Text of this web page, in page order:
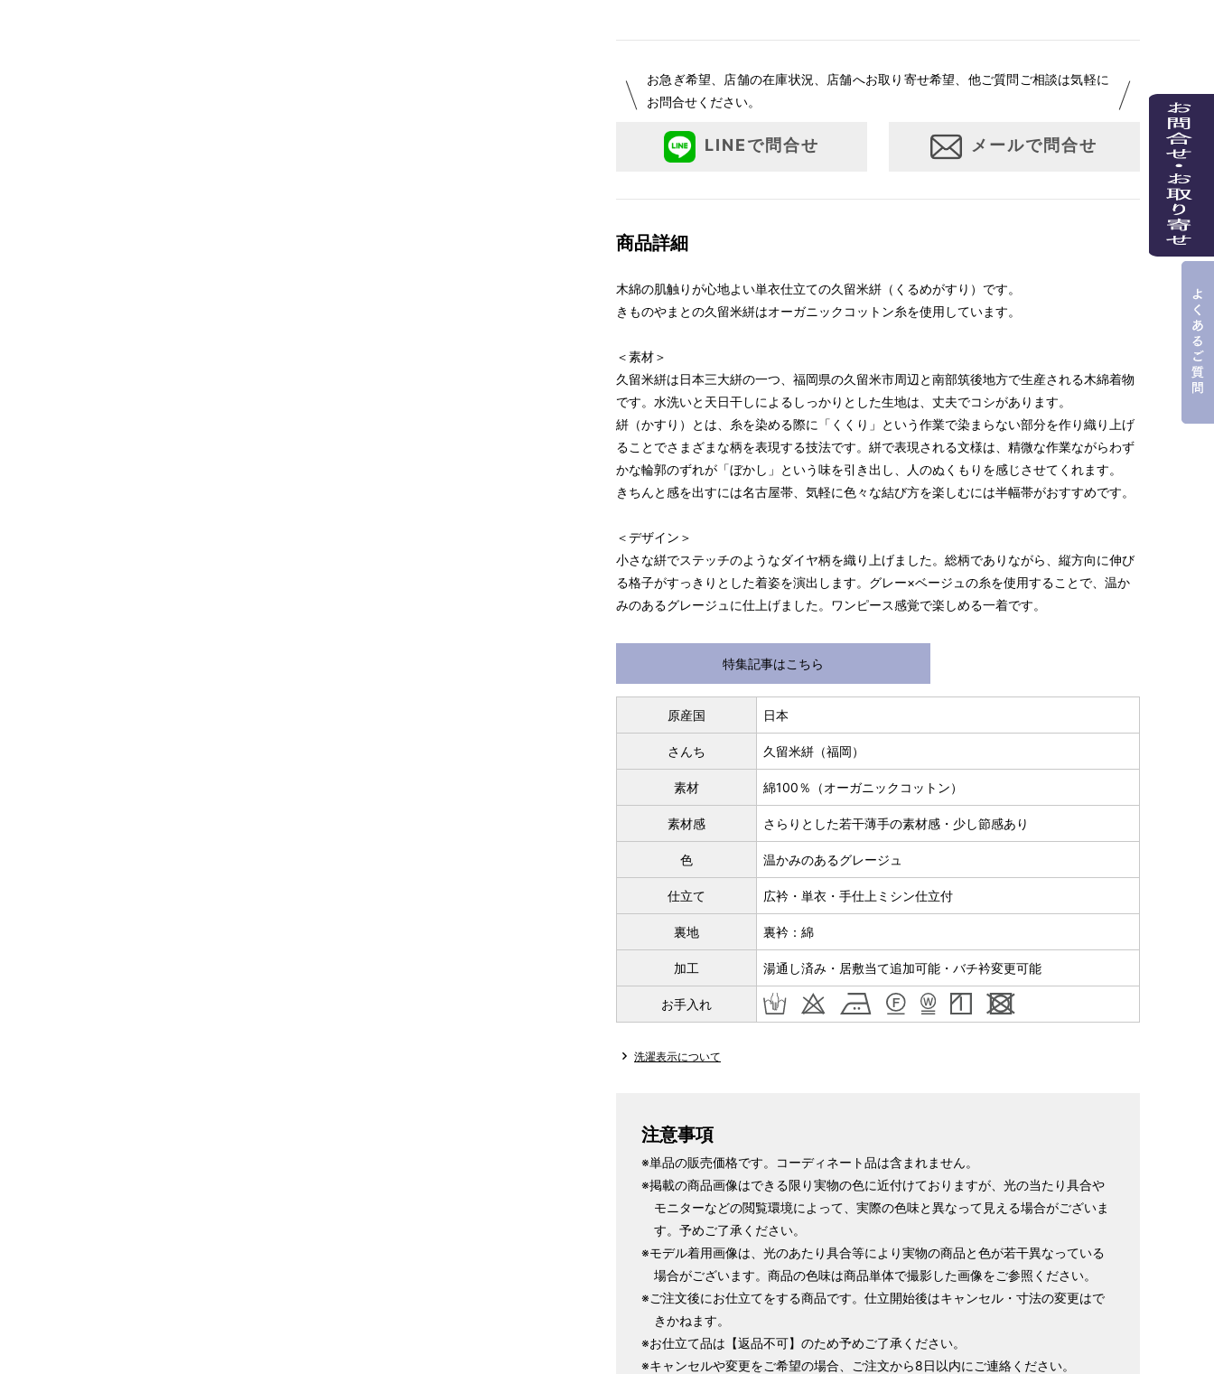
パターンオーダー（弊社規定のS～LLサイズより、身長・ヒップを目安にサイズをお選び
いただく）
マイサイズでお仕立て（お客様の希望サイズでお仕立て）
店舗で採寸（お近くの店舗でスタッフが採寸）
サイズ 身長目安 ヒップ目安 身丈 裄 袖丈
S
～155cm
～90cm
153cm 64cm
4尺5分
MW ～100cm
4尺3寸
L
～165cm
～98cm
165cm 70cm
LW ～105cm
167cm 72cm
4尺4寸 1尺9寸
LL
4尺4寸5分
お急ぎ希望、店舗の在庫状況、店舗へお取り寄せ希望、他ご質問ご相談は気軽に
お問合せください。
LINEで問合せ メールで問合せ
商品詳細
木綿の肌触りが心地よい単衣仕立ての久留米絣（くるめがすり）です。
きものやまとの久留米絣はオーガニックコットン糸を使用しています。
＜素材＞
久留米絣は日本三大絣の一つ、福岡県の久留米市周辺と南部筑後地方で生産される木綿着物
です。水洗いと天日干しによるしっかりとした生地は、丈夫でコシがあります。
絣（かすり）とは、糸を染める際に「くくり」という作業で染まらない部分を作り織り上げ
ることでさまざまな柄を表現する技法です。絣で表現される文様は、精微な作業ながらわず
かな輪郭のずれが「ぼかし」という味を引き出し、人のぬくもりを感じさせてくれます。
きちんと感を出すには名古屋帯、気軽に色々な結び方を楽しむには半幅帯がおすすめです。
＜デザイン＞
小さな絣でステッチのようなダイヤ柄を織り上げました。総柄でありながら、縦方向に伸び
る格子がすっきりとした着姿を演出します。グレー×ベージュの糸を使用することで、温か
みのあるグレージュに仕上げました。ワンピース感覚で楽しめる一着です。
特集記事はこちら
原産国 日本
さんち 久留米絣（福岡）
素材 綿100％（オーガニックコットン）
素材感 さらりとした若干薄手の素材感・少し節感あり
色 温かみのあるグレージュ
仕立て 広衿・単衣・手仕上ミシン仕立付
裏地 裏衿：綿
加工 湯通し済み・居敷当て追加可能・バチ衿変更可能
お手入れ
洗濯表示について
注意事項
※単品の販売価格です。コーディネート品は含まれません。
※掲載の商品画像はできる限り実物の色に近付けておりますが、光の当たり具合や
モニターなどの閲覧環境によって、実際の色味と異なって見える場合がございま
す。予めご了承ください。
※モデル着用画像は、光のあたり具合等により実物の商品と色が若干異なっている
場合がございます。商品の色味は商品単体で撮影した画像をご参照ください。
※ご注文後にお仕立てをする商品です。仕立開始後はキャンセル・寸法の変更はで
きかねます。
※お仕立て品は【返品不可】のため予めご了承ください。
※キャンセルや変更をご希望の場合、ご注文から8日以内にご連絡ください。